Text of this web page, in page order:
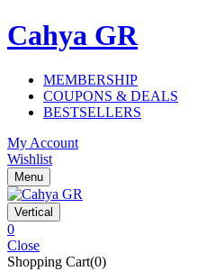
Cahya GR
MEMBERSHIP
COUPONS & DEALS
BESTSELLERS
My Account
Wishlist
Menu
Vertical
0
Close
Shopping Cart(0)